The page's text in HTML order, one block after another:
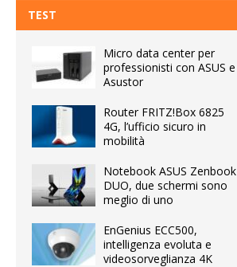
TEST
Micro data center per
professionisti con ASUS e
Asustor
Router FRITZ!Box 6825
4G, l’ufficio sicuro in
mobilità
Notebook ASUS Zenbook
DUO, due schermi sono
meglio di uno
EnGenius ECC500,
intelligenza evoluta e
videosorveglianza 4K